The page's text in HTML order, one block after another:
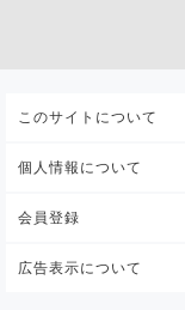
このサイトについて
個人情報について
会員登録
広告表示について